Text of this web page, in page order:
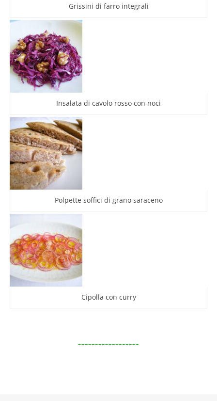
Grissini di farro integrali
Insalata di cavolo rosso con noci
Polpette soffici di grano saraceno
Cipolla con curry